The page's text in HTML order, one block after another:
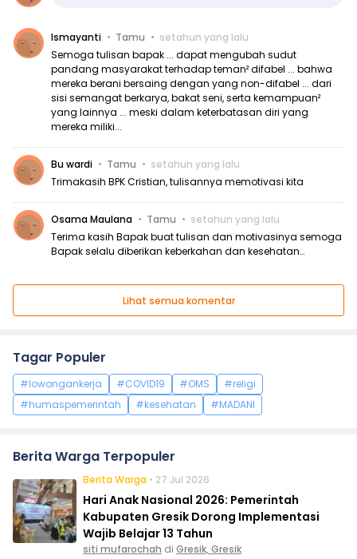
Ismayanti Tamu
setahun yang lalu
Semoga tulisan bapak ... dapat mengubah sudut
pandang masyarakat terhadap teman² difabel ... bahwa
mereka berani bersaing dengan yang non-difabel ... dari
sisi semangat berkarya, bakat seni, serta kemampuan²
yang lainnya ... meski dalam keterbatasan diri yang
mereka miliki...
Bu wardi Tamu
setahun yang lalu
Trimakasih BPK Cristian, tulisannya memotivasi kita
Osama Maulana Tamu
setahun yang lalu
Terima kasih Bapak buat tulisan dan motivasinya semoga
Bapak selalu diberikan keberkahan dan kesehatan…
Lihat semua komentar
Tagar Populer
#lowongankerja #COVID19 #OMS
#religi
#humaspemerintah
#kesehatan #MADANI
Berita Warga Terpopuler
Berita Warga • 27 Jul 2026
Hari Anak Nasional 2026: Pemerintah
Kabupaten Gresik Dorong Implementasi
Wajib Belajar 13 Tahun
siti mufarochah di Gresik, Gresik